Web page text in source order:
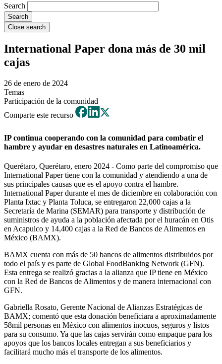
Search
Close search
International Paper dona más de 30 mil
cajas
26 de enero de 2024
Temas
Participación de la comunidad
Comparte este recurso
IP continua cooperando con la comunidad para combatir el
hambre y ayudar en desastres naturales en Latinoamérica.
Querétaro, Querétaro, enero 2024 - Como parte del compromiso que
International Paper tiene con la comunidad y atendiendo a una de
sus principales causas que es el apoyo contra el hambre.
International Paper durante el mes de diciembre en colaboración con
Planta Ixtac y Planta Toluca, se entregaron 22,000 cajas a la
Secretaría de Marina (SEMAR) para transporte y distribución de
suministros de ayuda a la población afectada por el huracán en Otis
en Acapulco y 14,400 cajas a la Red de Bancos de Alimentos en
México (BAMX).
BAMX cuenta con más de 50 bancos de alimentos distribuidos por
todo el país y es parte de Global FoodBanking Network (GFN).
Esta entrega se realizó gracias a la alianza que IP tiene en México
con la Red de Bancos de Alimentos y de manera internacional con
GFN.
Gabriella Rosato, Gerente Nacional de Alianzas Estratégicas de
BAMX; comentó que esta donación beneficiara a aproximadamente
58mil personas en México con alimentos inocuos, seguros y listos
para su consumo. Ya que las cajas servirán como empaque para los
apoyos que los bancos locales entregan a sus beneficiarios y
facilitará mucho más el transporte de los alimentos.